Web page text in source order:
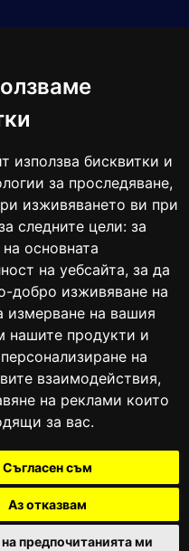
използва бисквитки и
за проследяване,
изживяването ви при
следните цели: за
основната
на уебсайта, за да
добро изживяване на
измерване на вашия
нашите продукти и
на
взаимодействия,
на реклами които
за вас.
Съгласен съм
Аз отказвам
предпочитанията ми
в националния
национална
Вяра информационен
със свидетелство за марка
byDREAMmedia Creative Studio